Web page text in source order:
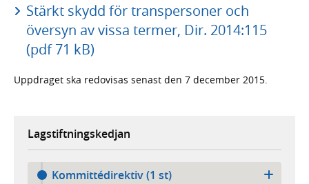
Stärkt skydd för transpersoner och
översyn av vissa termer, Dir. 2014:115
(pdf 71 kB)
Uppdraget ska redovisas senast den 7 december 2015.
Lagstiftningskedjan
Kommittédirektiv (1 st)